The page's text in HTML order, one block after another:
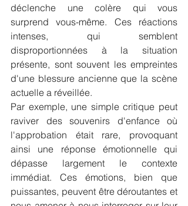
déclenche une colère qui vous
surprend vous-même. Ces réactions
intenses, qui semblent
disproportionnées à la situation
présente, sont souvent les empreintes
d'une blessure ancienne que la scène
actuelle a réveillée.
Par exemple, une simple critique peut
raviver des souvenirs d'enfance où
l'approbation était rare, provoquant
ainsi une réponse émotionnelle qui
dépasse largement le contexte
immédiat. Ces émotions, bien que
puissantes, peuvent être déroutantes et